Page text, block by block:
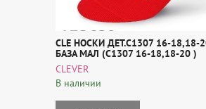
CLE НОСКИ ДЕТ.С1307 16-18,18-
БАЗА МАЛ (С1307 16-18,18-20 )
CLEVER
В наличии